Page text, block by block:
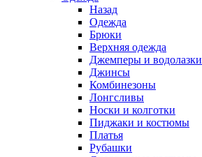
Назад
Одежда
Брюки
Верхняя одежда
Джемперы и водолазки
Джинсы
Комбинезоны
Лонгсливы
Носки и колготки
Пиджаки и костюмы
Платья
Рубашки